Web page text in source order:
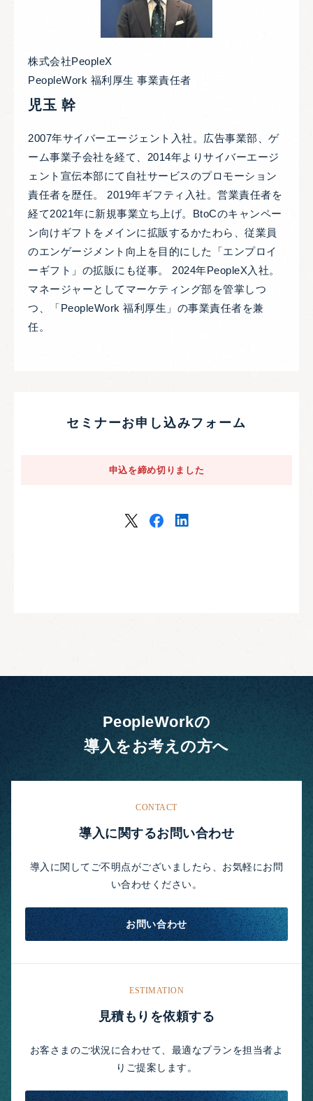
株式会社PeopleX
PeopleWork 福利厚生 事業責任者
児玉 幹
2007年サイバーエージェント入社。広告事業部、ゲ
ーム事業子会社を経て、2014年よりサイバーエージ
ェント宣伝本部にて自社サービスのプロモーション
責任者を歴任。 2019年ギフティ入社。営業責任者を
経て2021年に新規事業立ち上げ。BtoCのキャンペー
ン向けギフトをメインに拡販するかたわら、従業員
のエンゲージメント向上を目的にした「エンプロイ
ーギフト」の拡販にも従事。 2024年PeopleX入社。
マネージャーとしてマーケティング部を管掌しつ
つ、「PeopleWork 福利厚生」の事業責任者を兼
任。
セミナーお申し込みフォーム
申込を締め切りました
PeopleWorkの
導入をお考えの方へ
CONTACT
導入に関するお問い合わせ
導入に関してご不明点がございましたら、お気軽にお問
い合わせください。
お問い合わせ
ESTIMATION
見積もりを依頼する
お客さまのご状況に合わせて、最適なプランを担当者よ
りご提案します。